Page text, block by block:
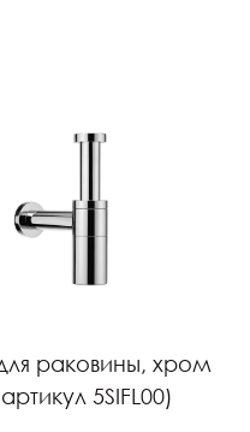
раковины, хром
5SIFL00)